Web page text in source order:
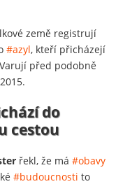
země registrují
#azyl, kteří přicházejí
před podobně
do
cestou
řekl, že má #obavy
#budoucnosti to